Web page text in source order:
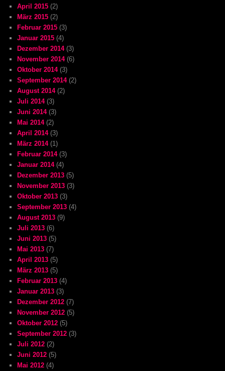
April 2015 (2)
März 2015 (2)
Februar 2015 (3)
Januar 2015 (4)
Dezember 2014(3)
November 2014(6)
Oktober 2014(3)
September 2014(2)
August 2014(2)
Juli 2014(3)
Juni 2014(3)
Mai 2014(2)
April 2014(3)
März 2014(1)
Februar 2014(3)
Januar 2014(4)
Dezember 2013 (5)
November 2013 (3)
Oktober 2013 (3)
September 2013 (4)
August 2013 (9)
Juli 2013 (6)
Juni 2013 (5)
Mai 2013 (7)
April 2013 (5)
März 2013 (5)
Februar 2013 (4)
Januar 2013 (3)
Dezember 2012 (7)
November 2012 (5)
Oktober 2012 (5)
September 2012 (3)
Juli 2012 (2)
Juni 2012 (5)
Mai 2012 (4)